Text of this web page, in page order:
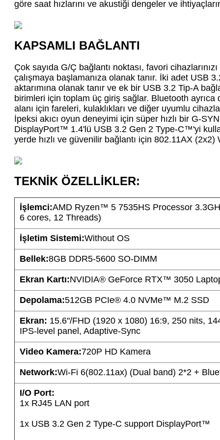
göre saat hızlarını ve akustiği dengeler ve
KAPSAMLI BAĞLANTI
Çok sayıda G/Ç bağlantı noktası, favori
çalışmaya başlamanıza olanak tanır. İki adet USB
aktarımına olanak tanır ve ek bir USB 3.2 Tip-A
birimleri için toplam üç giriş sağlar. Bluetooth ayrıca
alanı için fareleri, kulaklıkları ve diğer uyumlu
İpeksi akıcı oyun deneyimi için süper hızlı bir G-
DisplayPort™ 1.4'lü USB 3.2 Gen 2 Type-C™'yi
yerde hızlı ve güvenilir bağlantı için 802.11AX
TEKNİK ÖZELLİKLER:
İşlemci:AMD Ryzen™ 5 7535HS Processor
6 cores, 12 Threads)
İşletim Sistemi:Without OS
Bellek:8GB DDR5-5600 SO-DIMM
Ekran Kartı:NVIDIA® GeForce RTX™ 3050
Depolama:512GB PCIe® 4.0 NVMe™ M.2 SSD
Ekran: 15.6"/FHD (1920 x 1080) 16:9, 250 nits,
IPS-level panel, Adaptive-Sync
Video Kamera:720P HD Kamera
Network:Wi-Fi 6(802.11ax) (Dual band) 2*2 +
I/O Port:
1x RJ45 LAN port
1x USB 3.2 Gen 2 Type-C support DisplayPort™